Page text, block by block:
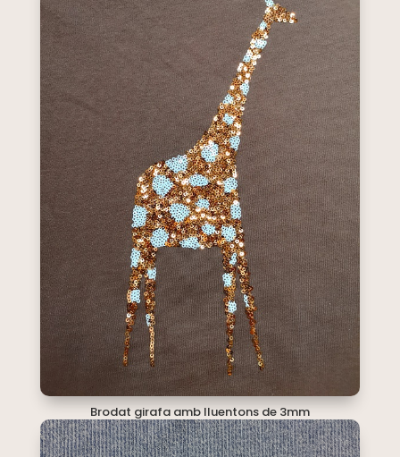
Brodat girafa amb lluentons de 3mm